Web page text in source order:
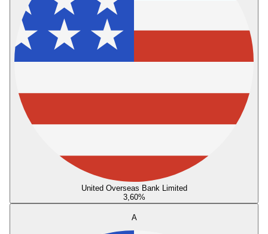
United Overseas Bank Limited
3,60%
A